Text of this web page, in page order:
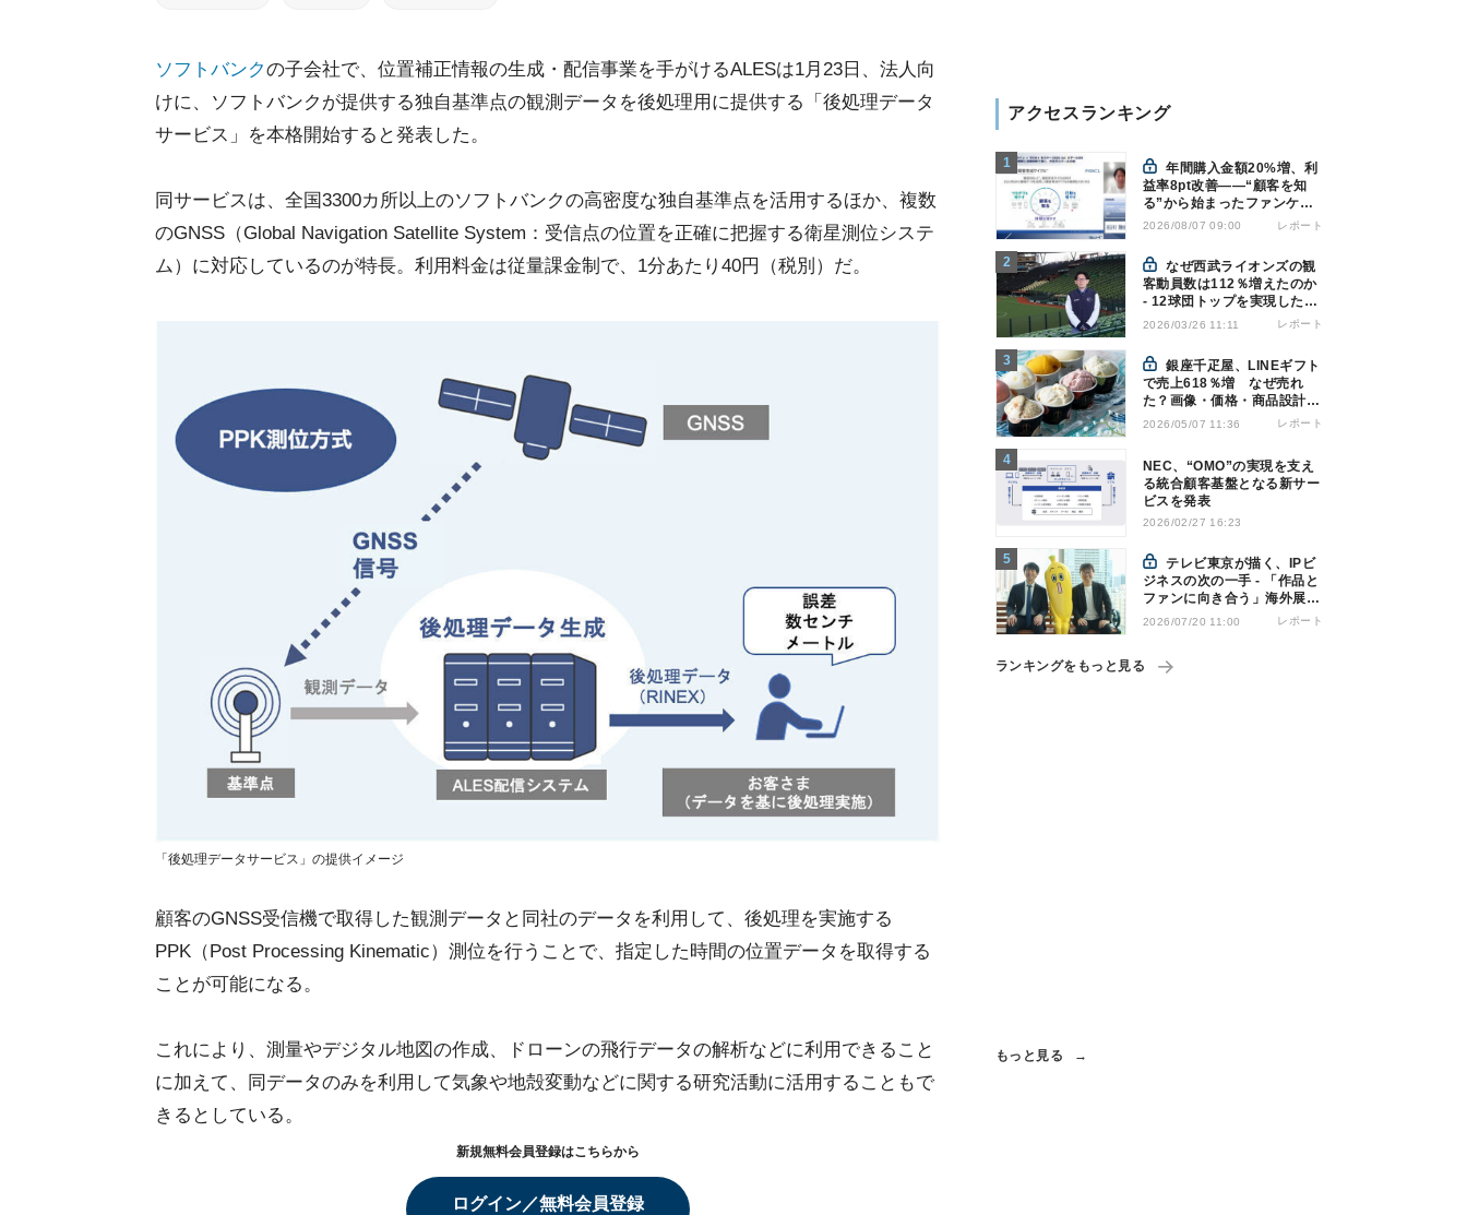
ソフトバンクの子会社で、位置補正情報の生成・配信事業を手がけるALESは1月23日、法人向
けに、ソフトバンクが提供する独自基準点の観測データを後処理用に提供する「後処理データ
サービス」を本格開始すると発表した。
同サービスは、全国3300カ所以上のソフトバンクの高密度な独自基準点を活用するほか、複数
のGNSS（Global Navigation Satellite System：受信点の位置を正確に把握する衛星測位システ
ム）に対応しているのが特長。利用料金は従量課金制で、1分あたり40円（税別）だ。
「後処理データサービス」の提供イメージ
顧客のGNSS受信機で取得した観測データと同社のデータを利用して、後処理を実施する
PPK（Post Processing Kinematic）測位を行うことで、指定した時間の位置データを取得する
ことが可能になる。
これにより、測量やデジタル地図の作成、ドローンの飛行データの解析などに利用できること
に加えて、同データのみを利用して気象や地殻変動などに関する研究活動に活用することもで
きるとしている。
新規無料会員登録はこちらから
ログイン／無料会員登録
アクセスランキング
年間購入金額20%増、利
益率8pt改善——“顧客を知
る”から始まったファンケル
の通販変革と、次に見据える
2026/08/07 09:00 レポート
なぜ西武ライオンズの観
客動員数は112％増えたのか
- 12球団トップを実現した戦
略の全貌
2026/03/26 11:11 レポート
銀座千疋屋、LINEギフト
で売上618％増 なぜ売れ
た？画像・価格・商品設計を
解説
2026/05/07 11:36 レポート
NEC、“OMO”の実現を支え
る統合顧客基盤となる新サー
ビスを発表
2026/02/27 16:23
テレビ東京が描く、IPビ
ジネスの次の一手 - 「作品と
ファンに向き合う」海外展開
とは
2026/07/20 11:00 レポート
ランキングをもっと見る
もっと見る